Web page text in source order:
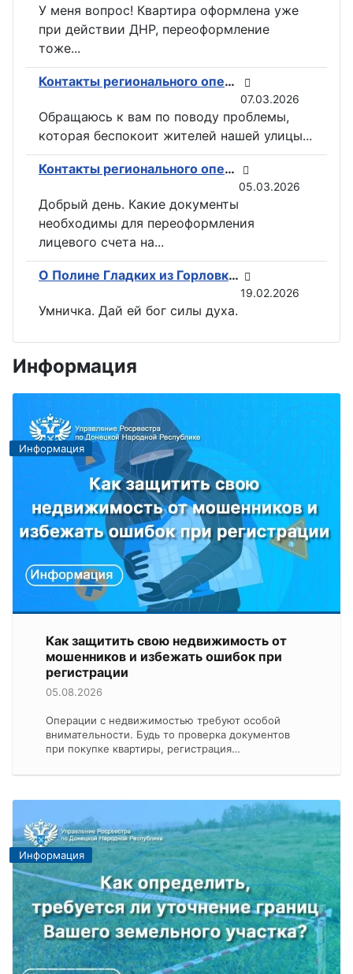
У меня вопрос! Квартира оформлена уже
при действии ДНР, переоформление
тоже...
Контакты регионального оператора по вывозу ТКО ГУП «ДОНСНАБКОМПЛЕКТ» в Горловке
07.03.2026
Обращаюсь к вам по поводу проблемы,
которая беспокоит жителей нашей улицы...
Контакты регионального оператора по вывозу ТКО ГУП «ДОНСНАБКОМПЛЕКТ» в Горловке
05.03.2026
Добрый день. Какие документы
необходимы для переоформления
лицевого счета на...
О Полине Гладких из Горловки снимут документальный фильм
19.02.2026
Умничка. Дай ей бог силы духа.
Информация
Информация
Как защитить свою недвижимость от
мошенников и избежать ошибок при
регистрации
05.08.2026
Операции с недвижимостью требуют особой
внимательности. Будь то проверка документов
при покупке квартиры, регистрация…
Информация